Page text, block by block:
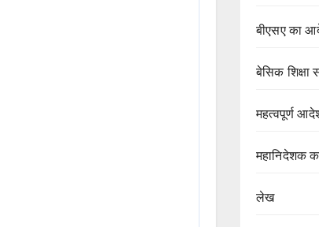
बीएसए का
बेसिक शिक्षा
महत्वपूर्ण
महानिदेशक
लेख